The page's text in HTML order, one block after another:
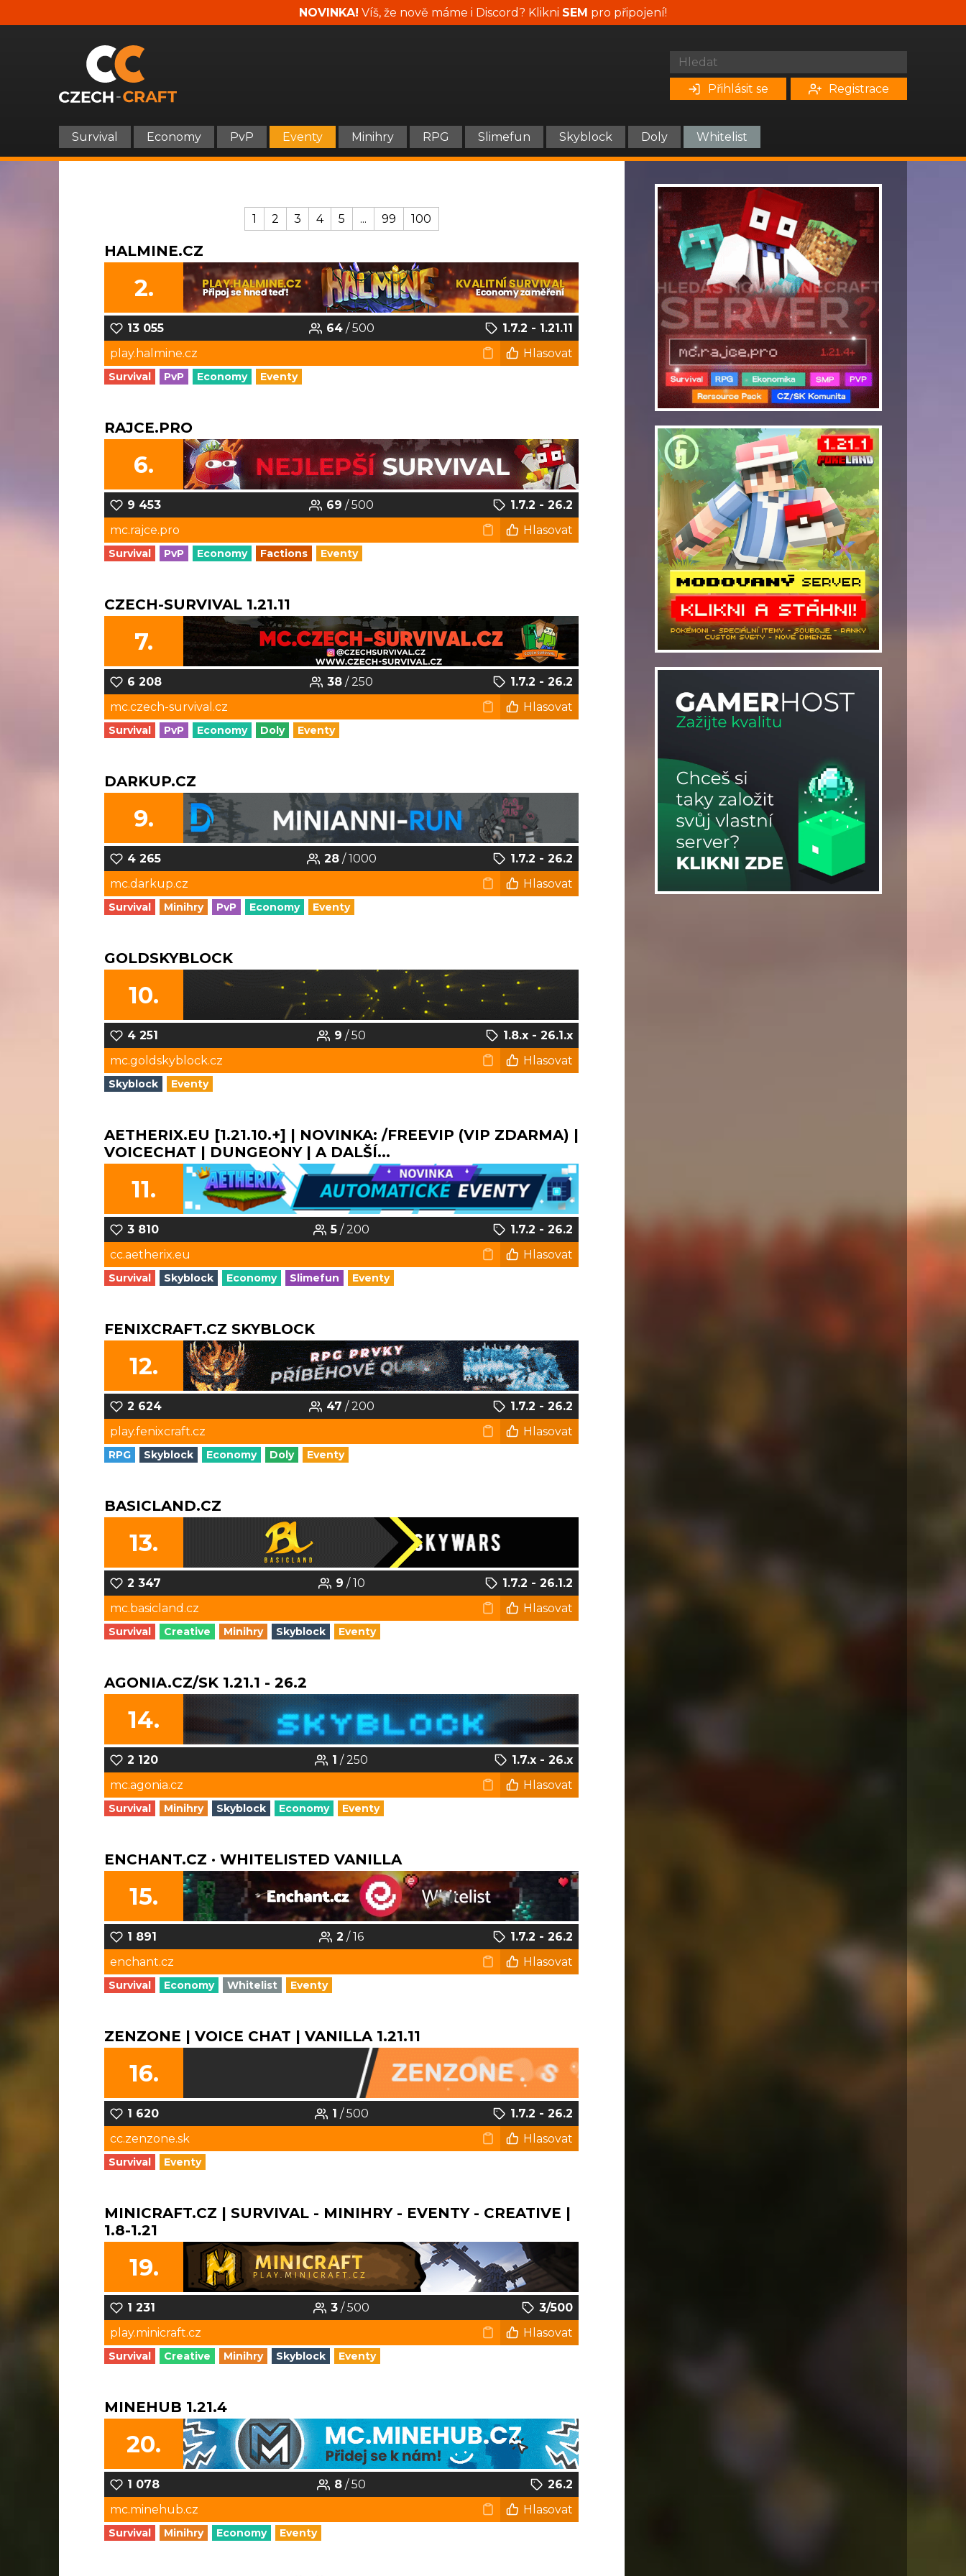
NOVINKA! Víš, že nově máme i Discord? Klikni SEM pro připojení!
Přihlásit se Registrace
Survival Economy PvP Eventy Minihry RPG Slimefun Skyblock Doly Whitelist
1 2 3 4 5 ... 99 100
HALMINE.CZ
2.
13 055 64/ 500
1.7.2 - 1.21.11
play.halmine.cz
Hlasovat
Survival PvP Economy Eventy
RAJCE.PRO
6.
9 453 69 / 500
1.7.2 - 26.2
mc.rajce.pro
Hlasovat
Survival PvP Economy Factions Eventy
CZECH-SURVIVAL 1.21.11
7.
6 208 38 / 250
1.7.2 - 26.2
mc.czech-survival.cz
Hlasovat
Survival PvP Economy Doly Eventy
DARKUP.CZ
9.
4 265 28/ 1000
1.7.2 - 26.2
mc.darkup.cz
Hlasovat
Survival Minihry PvP Economy Eventy
GOLDSKYBLOCK
10.
4 251 9 / 50
1.8.x - 26.1.x
mc.goldskyblock.cz
Hlasovat
Skyblock Eventy
AETHERIX.EU [1.21.10.+] | NOVINKA: /FREEVIP (VIP ZDARMA) |
VOICECHAT | DUNGEONY | A DALŠÍ...
11.
3 810 5 / 200
1.7.2 - 26.2
cc.aetherix.eu
Hlasovat
Survival Skyblock Economy Slimefun Eventy
FENIXCRAFT.CZ SKYBLOCK
12.
2 624 47 / 200
1.7.2 - 26.2
play.fenixcraft.cz
Hlasovat
RPG Skyblock Economy Doly Eventy
BASICLAND.CZ
13.
2 347 9 / 10
1.7.2 - 26.1.2
mc.basicland.cz
Hlasovat
Survival Creative Minihry Skyblock Eventy
AGONIA.CZ/SK 1.21.1 - 26.2
14.
2 120 1 / 250
1.7.x - 26.x
mc.agonia.cz
Hlasovat
Survival Minihry Skyblock Economy Eventy
ENCHANT.CZ · WHITELISTED VANILLA
15.
1 891 2 / 16
1.7.2 - 26.2
enchant.cz
Hlasovat
Survival Economy Whitelist Eventy
ZENZONE | VOICE CHAT | VANILLA 1.21.11
16.
1 620 1 / 500
1.7.2 - 26.2
cc.zenzone.sk
Hlasovat
Survival Eventy
MINICRAFT.CZ | SURVIVAL - MINIHRY - EVENTY - CREATIVE |
1.8-1.21
19.
1 231 3 / 500
3/500
play.minicraft.cz
Hlasovat
Survival Creative Minihry Skyblock Eventy
MINEHUB 1.21.4
20.
1 078 8 / 50
26.2
mc.minehub.cz
Hlasovat
Survival Minihry Economy Eventy